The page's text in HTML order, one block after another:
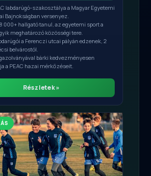
labdarúgó-szakosztálya a Magyar Egyetemi
Bajnokságban versenyez.
000+ hallgató tanul, az egyetemi sport a
meghatározó közösségi tere.
a Ferenczi utcai pályán edzenek, 2
belvárostól.
bárki kedvezményesen
a PEAC hazai mérkőzéseit.
Részletek »